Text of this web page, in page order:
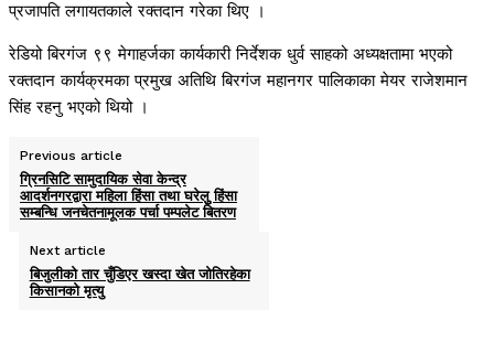
प्रजापति लगायतकाले रक्तदान गरेका थिए ।
रेडियो बिरगंज ९९ मेगाहर्जका कार्यकारी निर्देशक धुर्व साहको अध्यक्षतामा भएको
रक्तदान कार्यक्रमका प्रमुख अतिथि बिरगंज महानगर पालिकाका मेयर राजेशमान
सिंह रहनु भएको थियो ।
Previous article
ग्रिनसिटि सामुदायिक सेवा केन्द्र
आदर्शनगरद्वारा महिला हिंसा तथा घरेलुु हिंसा
सम्बन्धि जनचेतनामूलक पर्चा पम्पलेट बितरण
Next article
बिजुलीको तार चुँडिएर खस्दा खेत जोतिरहेका
किसानको मृत्यु